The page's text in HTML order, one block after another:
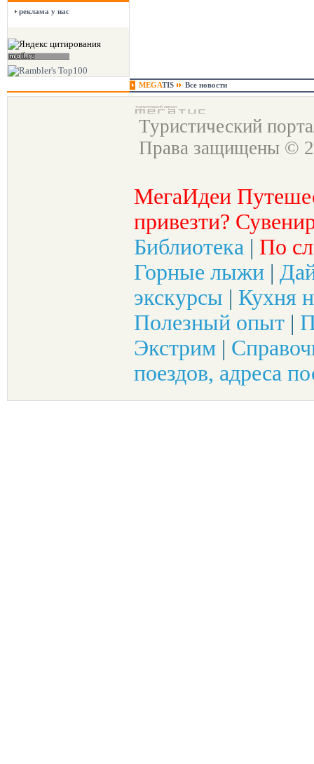
реклама у нас
MEGATIS Все новости
Туристический
Права защищены ©
МегаИдеи
привезти?
Библиотека | По
Горные лыжи |
экскурсы | Кухня
Полезный опыт |
Экстрим |
поездов, адреса